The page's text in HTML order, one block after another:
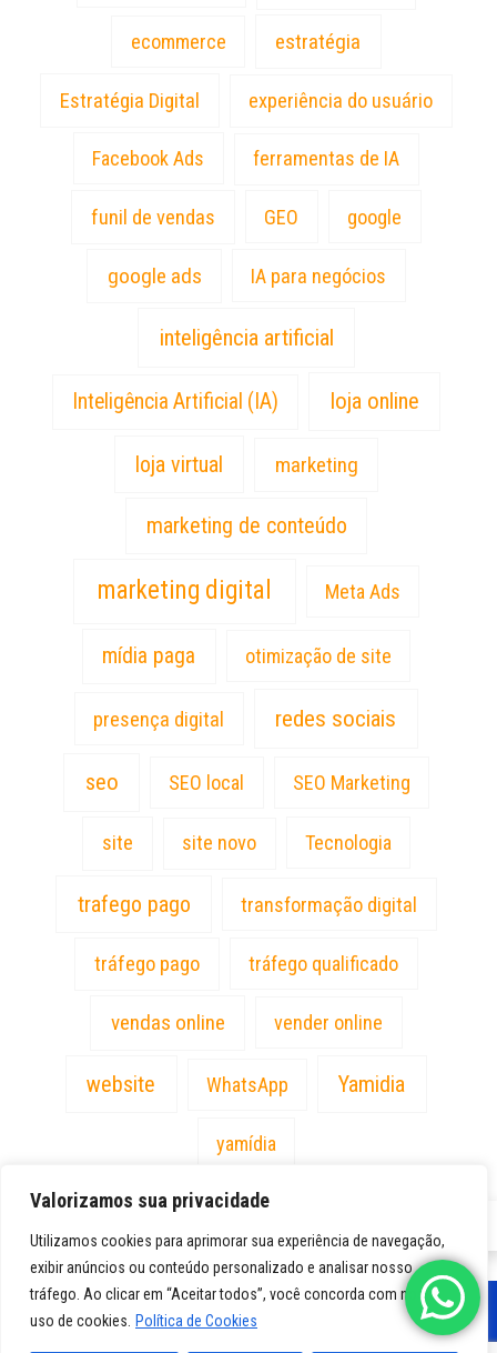
Valorizamos sua privacidade
Utilizamos cookies para aprimorar sua experiência de navegação,
exibir anúncios ou conteúdo personalizado e analisar nosso
tráfego. Ao clicar em “Aceitar todos”, você concorda com nosso
uso de cookies.
Política de Cookies
ecommerce estratégia
Estratégia Digital experiência do usuário
Facebook Ads ferramentas de IA
funil de vendas GEO google
google ads IA para negócios
inteligência artificial
Inteligência Artificial (IA) loja online
loja virtual marketing
marketing de conteúdo
marketing digital Meta Ads
mídia paga otimização de site
presença digital redes sociais
seo SEO local SEO Marketing
site site novo Tecnologia
trafego pago transformação digital
tráfego pago tráfego qualificado
vendas online vender online
website WhatsApp Yamidia
yamídia